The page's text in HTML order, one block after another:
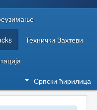
Технички Захтеви
Српски ћирилица